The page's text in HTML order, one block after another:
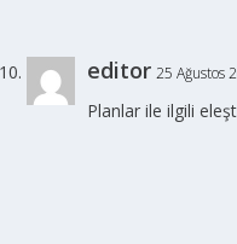
editor 25 Ağustos
Planlar ile ilgili